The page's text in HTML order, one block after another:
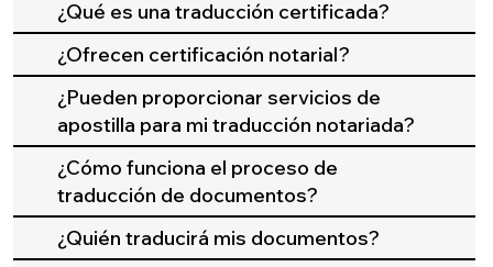
¿Qué es una traducción certificada?
¿Ofrecen certificación notarial?
¿Pueden proporcionar servicios de
apostilla para mi traducción notariada?
¿Cómo funciona el proceso de
traducción de documentos?
¿Quién traducirá mis documentos?